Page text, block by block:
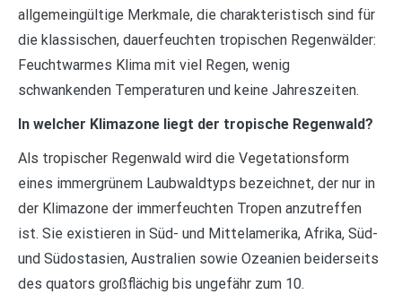
allgemeingültige Merkmale, die charakteristisch sind für
die klassischen, dauerfeuchten tropischen Regenwälder:
Feuchtwarmes Klima mit viel Regen, wenig
schwankenden Temperaturen und keine Jahreszeiten.
In welcher Klimazone liegt der tropische Regenwald?
Als tropischer Regenwald wird die Vegetationsform
eines immergrünem Laubwaldtyps bezeichnet, der nur in
der Klimazone der immerfeuchten Tropen anzutreffen
ist. Sie existieren in Süd- und Mittelamerika, Afrika, Süd-
und Südostasien, Australien sowie Ozeanien beiderseits
des quators großflächig bis ungefähr zum 10.